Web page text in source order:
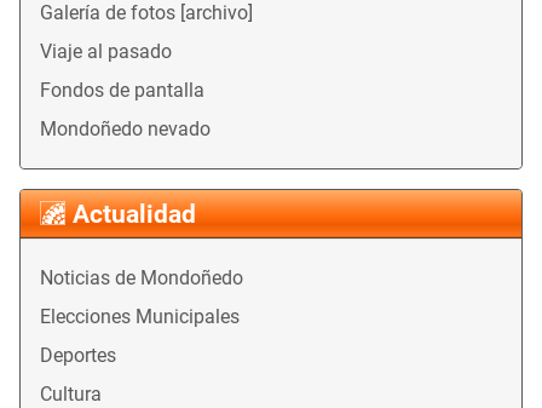
Galería de fotos [archivo]
Viaje al pasado
Fondos de pantalla
Mondoñedo nevado
Actualidad
Noticias de Mondoñedo
Elecciones Municipales
Deportes
Cultura